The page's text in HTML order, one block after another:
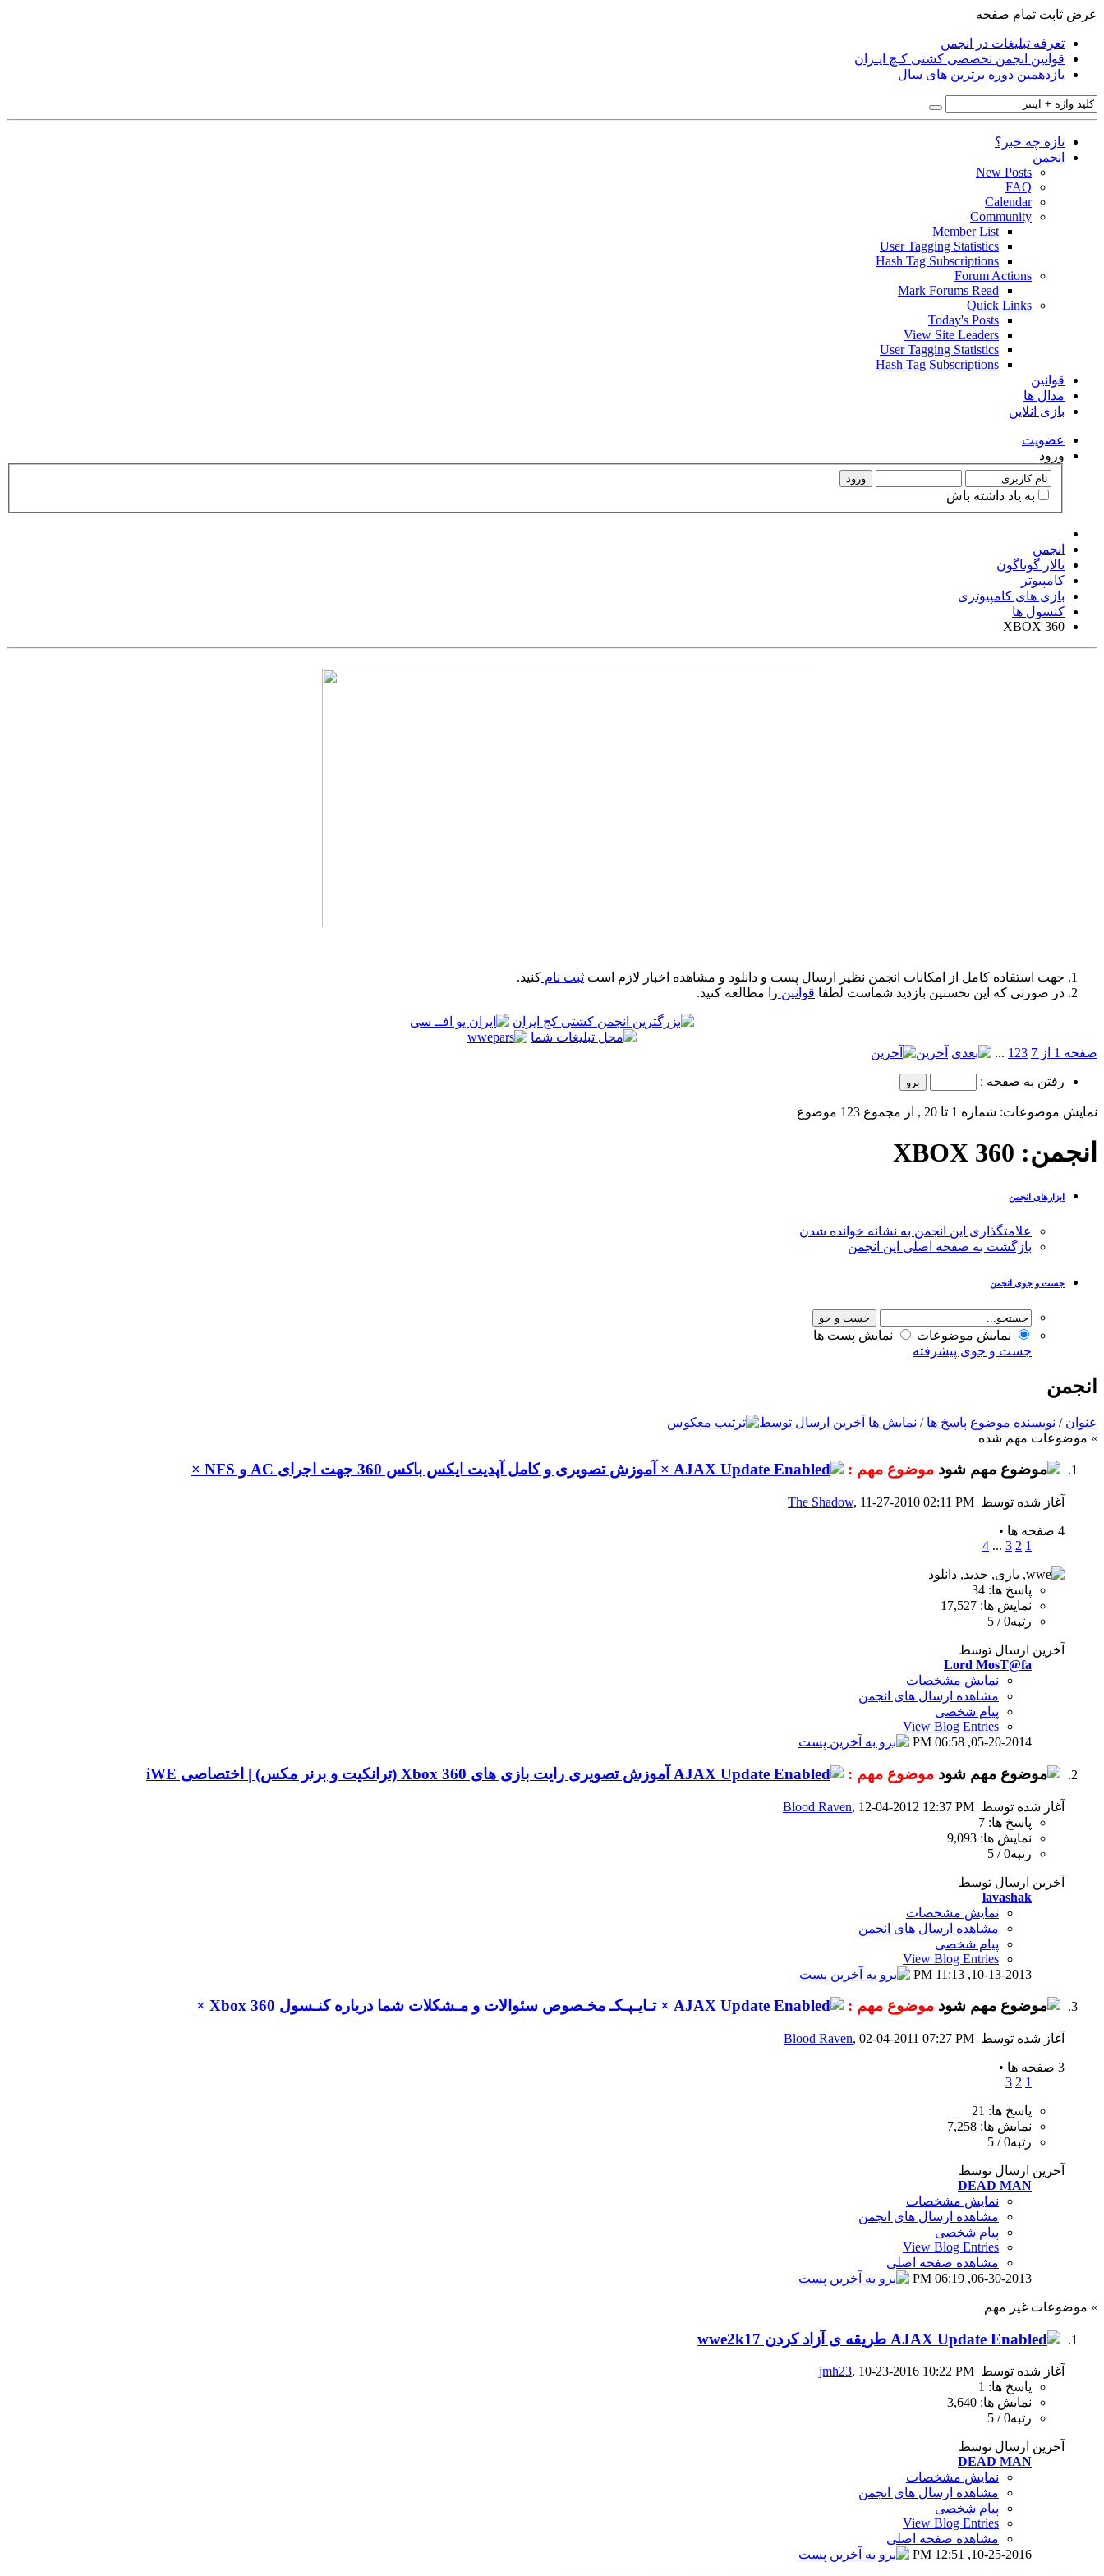
عرض ثابت تمام صفحه
تعرفه تبلیغات در انجمن
قوانین انجمن تخصصی کشتی کـچ ایـران
یازدهمین دوره برترین های سال
تازه چه خبر؟
انجمن
New Posts
FAQ
Calendar
Community
Member List
User Tagging Statistics
Hash Tag Subscriptions
Forum Actions
Mark Forums Read
Quick Links
Today's Posts
View Site Leaders
User Tagging Statistics
Hash Tag Subscriptions
قوانین
مدال ها
بازی انلاین
عضويت
ورود
ورود
به ياد داشته باش
انجمن
تالار گوناگون
کامپیوتر
بازی های کامپیوتری
کنسول ها
XBOX 360
جهت استفاده کامل از امکانات انجمن نظیر ارسال پست و دانلود و مشاهده اخبار لازم است ثبت نام کنید.
در صورتی که این نخستین بازدید شماست لطفا قوانین را مطالعه کنید.
صفحه 1 از 7 1 23
... آخرین
رفتن به صفحه :
نمایش موضوعات: شماره 1 تا 20 , از مجموع ‍123 موضوع
انجمن: XBOX 360
ابزارهای انجمن
علامتگذاری این انجمن به نشانه خوانده شدن
بازگشت به صفحه اصلی این انجمن
جست و جوی انجمن
نمایش موضوعات
نمایش پست ها
جست و جوی پیشرفته
انجمن
عنوان / نویسنده موضوع پاسخ ها / نمایش ها آخرین ارسال توسط
» موضوعات مهم شده
موضوع مهم : × آموزش تصویری و کامل آپدیت ایکس باکس 360 جهت اجرای AC و NFS ×
آغاز شده توسط The Shadow, 11-27-2010 02:11 PM
4 صفحه ها
•
1
2
3
...
4
پاسخ ها: 34
نمایش ها: 17,527
رتبه0 / 5
آخرین ارسال توسط
Lord MosT@fa
نمایش مشخصات
مشاهده ارسال های انجمن
پیام شخصی
View Blog Entries
05-20-2014,
06:58 PM
موضوع مهم : آموزش تصویری رایت بازی های Xbox 360 (ترانکیت و برنر مکس) | اختصاصی iWE
آغاز شده توسط Blood Raven, 12-04-2012 12:37 PM
پاسخ ها: 7
نمایش ها: 9,093
رتبه0 / 5
آخرین ارسال توسط
lavashak
نمایش مشخصات
مشاهده ارسال های انجمن
پیام شخصی
View Blog Entries
10-13-2013,
11:13 PM
موضوع مهم : × تـایـپـکـ مخـصوص سئوالات و مـشکلات شما درباره کنـسول Xbox 360 ×
آغاز شده توسط Blood Raven, 02-04-2011 07:27 PM
3 صفحه ها
•
1
2
3
پاسخ ها: 21
نمایش ها: 7,258
رتبه0 / 5
آخرین ارسال توسط
DEAD MAN
نمایش مشخصات
مشاهده ارسال های انجمن
پیام شخصی
View Blog Entries
مشاهده صفحه اصلی
06-30-2013,
06:19 PM
» موضوعات غیر مهم
طریقه ی آزاد کردن wwe2k17
آغاز شده توسط jmh23, 10-23-2016 10:22 PM
پاسخ ها: 1
نمایش ها: 3,640
رتبه0 / 5
آخرین ارسال توسط
DEAD MAN
نمایش مشخصات
مشاهده ارسال های انجمن
پیام شخصی
View Blog Entries
مشاهده صفحه اصلی
10-25-2016,
12:51 PM